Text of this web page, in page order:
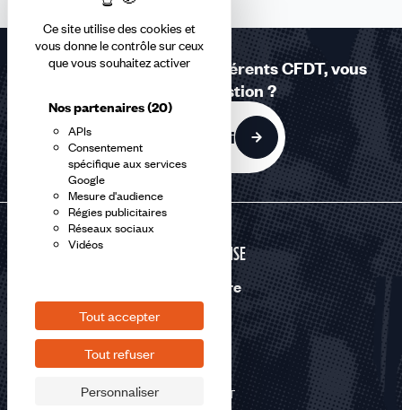
Ce site utilise des cookies et
vous donne le contrôle sur ceux
que vous souhaitez activer
Nos partenaires(20)
APIs
Consentement
spécifique aux services
Google
Mesure d'audience
Régies publicitaires
Réseaux sociaux
Vidéos
Tout accepter
Tout refuser
Personnaliser
accessible
Réponses à la carte - Adhérents CFDT, vous
avez une question ?
C'est par ici
DÉFENSE
Nous suivre
©2026 CFDT